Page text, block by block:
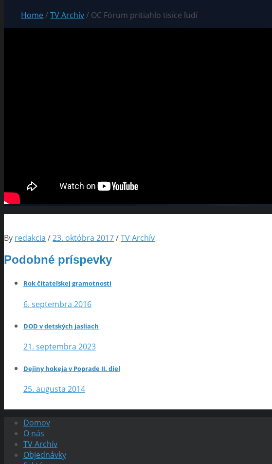
Home/TV Archív/ OC Fórum pritiahlo tisíce ľudí
By redakcia /23. októbra 2017/TV Archív
Podobné príspevky
Rok čitateľskej gramotnosti
6. septembra 2016
DOD v detských jasliach
21. septembra 2023
Dejiny hokeja v Poprade II. diel
25. augusta 2014
Domov
O nás
TV Archív
Objednávky